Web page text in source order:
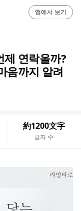
연락올까?
음까지 알려
約1200文字
글자 수
앱에서 보기